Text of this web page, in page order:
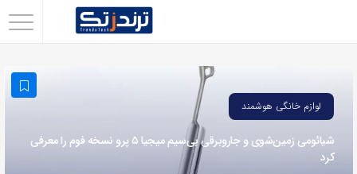
استفاده
روش‌های
لوازم خانگی هوشمند
شیائومی زمین‌شوی و جاروبرقی بی‌سیم میجیا ۵ پرو نسخه فوم را معرفی
کرد